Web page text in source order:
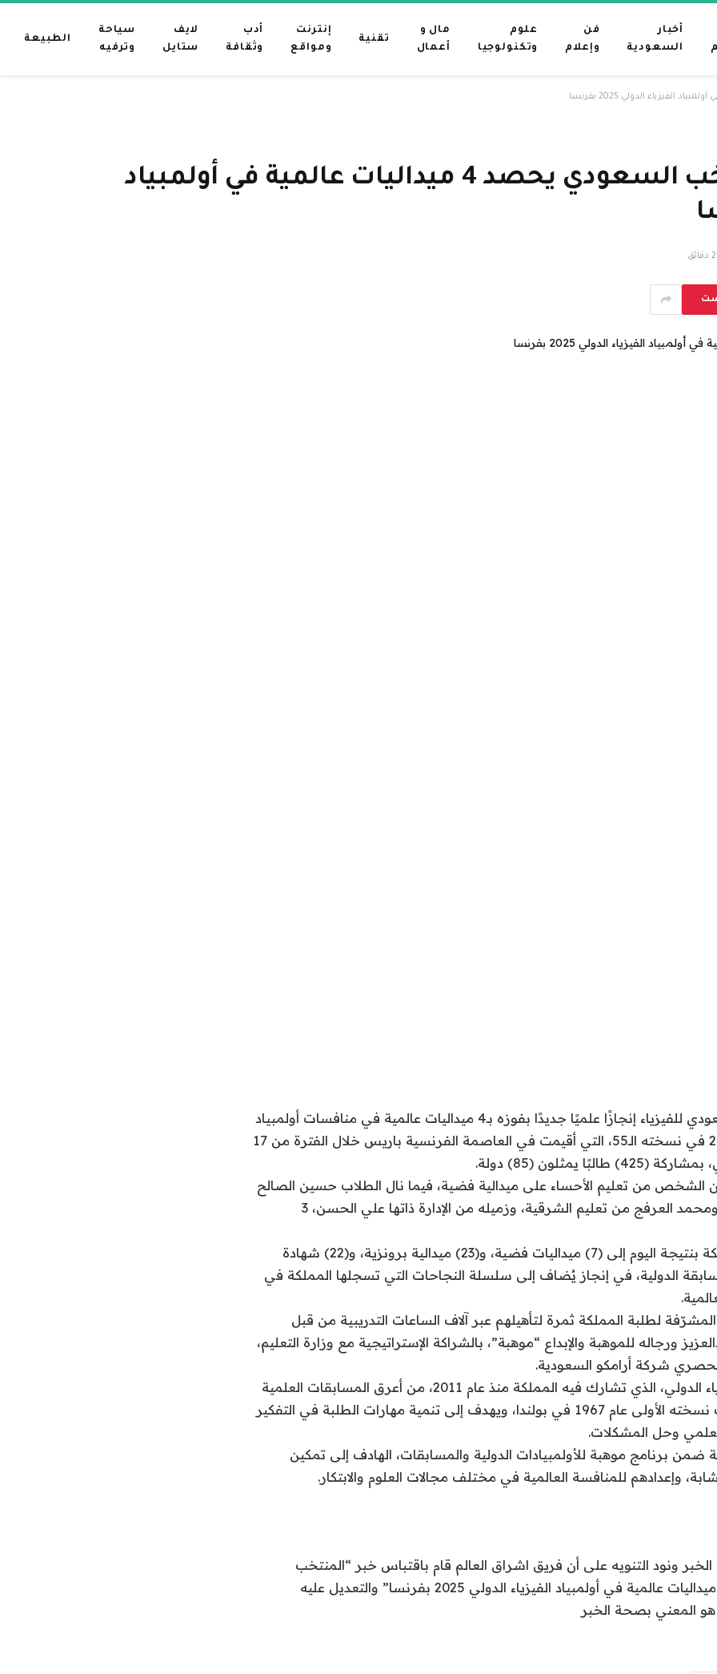
أخبار
السعودية
فن
وإعلام
علوم
وتكنولوجيا
مال و
أعمال
تقنية
إنترنت
ومواقع
أدب
وثقافة
لايف
ستايل
سياحة
وترفيه
الطبيعة
محليات السعودية: المنتخب السعودي يحصد 4 ميداليات عالمية في أولمبياد
2 دقائق
حقق المنتخب السعودي للفيزياء إنجازًا علميًا جديدًا بفوزه بـ4 ميداليات عالمية في منافسات أولمبياد
الفيزياء الدولي 2025 في نسخته الـ55، التي أقيمت في العاصمة الفرنسية باريس خلال الفترة من 17
من تعليم الأحساء على ميدالية فضية، فيما نال الطلاب حسين الصالح
من تعليم الرياض، ومحمد العرفج من تعليم الشرقية، وزميله من الإدارة ذاتها علي الحسن، 3
وارتفع رصيد المملكة بنتيجة اليوم إلى (7) ميداليات فضية، و(23) ميدالية برونزية، و(22) شهادة
الدولية، في إنجاز يُضاف إلى سلسلة النجاحات التي تسجلها المملكة في
لطلبة المملكة ثمرة لتأهيلهم عبر آلاف الساعات التدريبية من قبل
ورجاله للموهبة والإبداع “موهبة”، بالشراكة الإستراتيجية مع وزارة التعليم،
شركة أرامكو السعودية.
ويُعد أولمبياد الفيزياء الدولي، الذي تشارك فيه المملكة منذ عام 2011، من أعرق المسابقات العلمية
العالمية، إذ انطلقت نسخته الأولى عام 1967 في بولندا، ويهدف إلى تنمية مهارات الطلبة في التفكير
وحل المشكلات.
ضمن برنامج موهبة للأولمبيادات الدولية والمسابقات، الهادف إلى تمكين
وإعدادهم للمنافسة العالمية في مختلف مجالات العلوم والابتكار.
ونود التنويه على أن فريق اشراق العالم قام باقتباس خبر “المنتخب
السعودي يحصد 4 ميداليات عالمية في أولمبياد الفيزياء الدولي 2025 بفرنسا” والتعديل عليه
المعني بصحة الخبر